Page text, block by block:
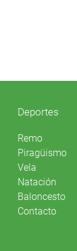
Deportes
Remo
Piragüismo
Vela
Natación
Baloncesto
Contacto